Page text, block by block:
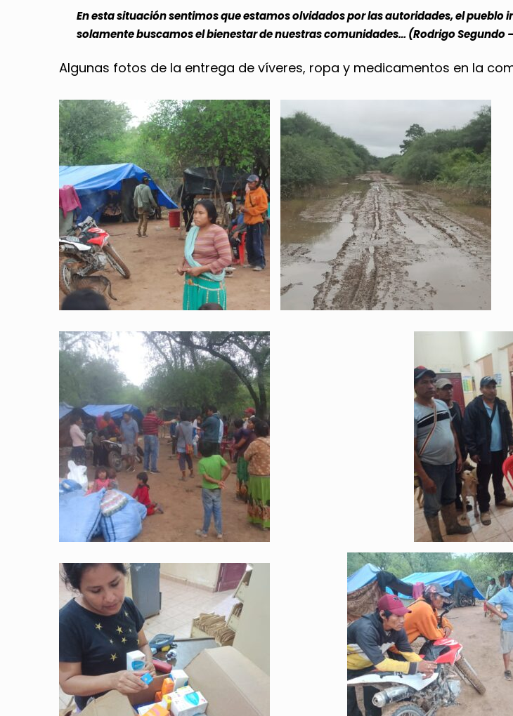
En esta situación sentimos que estamos olvidados por las autoridades, el
solamente buscamos el bienestar de nuestras comunidades… (Rodrigo Segundo
Algunas fotos de la entrega de víveres, ropa y medicamentos en la